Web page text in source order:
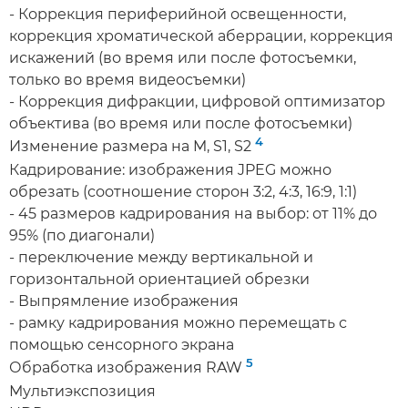
- Коррекция периферийной освещенности,
коррекция хроматической аберрации, коррекция
искажений (во время или после фотосъемки,
только во время видеосъемки)
- Коррекция дифракции, цифровой оптимизатор
объектива (во время или после фотосъемки)
Изменение размера на M, S1, S2 4
Кадрирование: изображения JPEG можно
обрезать (соотношение сторон 3:2, 4:3, 16:9, 1:1)
- 45 размеров кадрирования на выбор: от 11% до
95% (по диагонали)
- переключение между вертикальной и
горизонтальной ориентацией обрезки
- Выпрямление изображения
- рамку кадрирования можно перемещать с
помощью сенсорного экрана
Обработка изображения RAW 5
Мультиэкспозиция